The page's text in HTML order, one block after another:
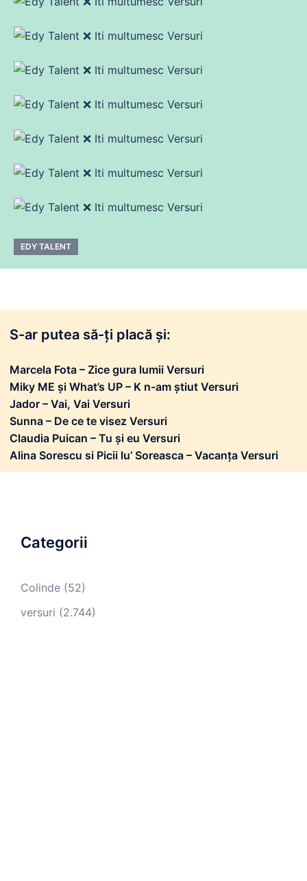
EDY TALENT
S-ar putea să-ți placă și:
Marcela Fota – Zice gura lumii Versuri
Miky ME și What’s UP – K n-am știut Versuri
Jador – Vai, Vai Versuri
Sunna – De ce te visez Versuri
Claudia Puican – Tu și eu Versuri
Alina Sorescu si Picii lu’ Soreasca – Vacanța Versuri
Categorii
Colinde (52)
versuri (2.744)